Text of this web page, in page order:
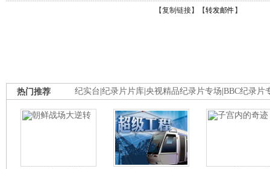
【复制链接】【转发邮件 】
纪实台 纪录片片库 央视精品纪录片专场 BBC纪录片
热门推荐